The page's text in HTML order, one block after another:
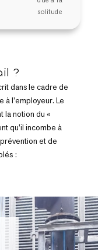
solitude
?
dans le cadre de
l’employeur. Le
la notion du «
qu’il incombe à
et de
: